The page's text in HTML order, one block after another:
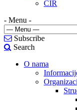
CIR
- Menu -
Subscribe
Search
O nama